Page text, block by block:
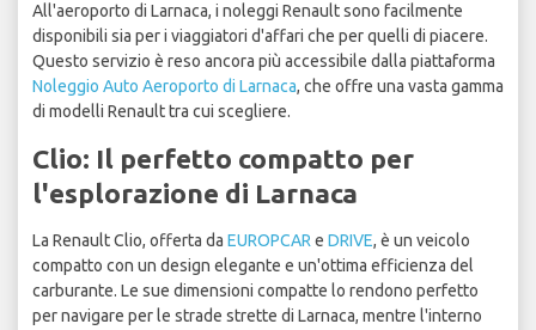
All'aeroporto di Larnaca, i noleggi Renault sono facilmente
disponibili sia per i viaggiatori d'affari che per quelli di piacere.
Questo servizio è reso ancora più accessibile dalla piattaforma
Noleggio Auto Aeroporto di Larnaca, che offre una vasta gamma
di modelli Renault tra cui scegliere.
Clio: Il perfetto compatto per
l'esplorazione di Larnaca
La Renault Clio, offerta da EUROPCAR e DRIVE, è un veicolo
compatto con un design elegante e un'ottima efficienza del
carburante. Le sue dimensioni compatte lo rendono perfetto
per navigare per le strade strette di Larnaca, mentre l'interno